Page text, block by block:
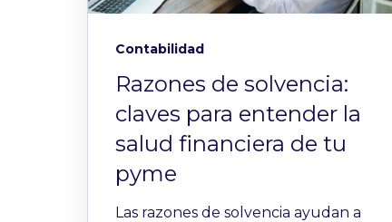
Contabilidad
Razones de solvencia:
claves para entender la
salud financiera de tu
pyme
Las razones de solvencia ayudan a